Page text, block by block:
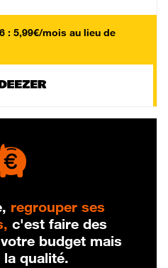
: 5,99€/mois au lieu de
regrouper ses
c'est faire des
budget mais
qualité.